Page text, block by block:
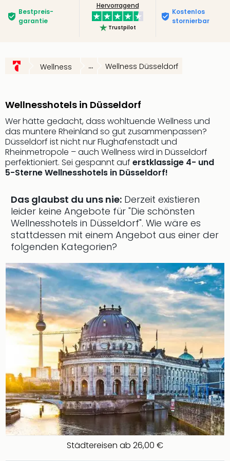
alle
&
Bestpreis­
garantie
Hervorragend
Trustpilot
Kostenlos
stornierbar
Wellness ... Wellness Düsseldorf
Wellnesshotels in Düsseldorf
Wer hätte gedacht, dass wohltuende Wellness und
das muntere Rheinland so gut zusammenpassen?
Düsseldorf ist nicht nur Flughafenstadt und
Rheinmetropole – auch Wellness wird in Düsseldorf
perfektioniert. Sei gespannt auf erstklassige 4- und
5-Sterne Wellnesshotels in Düsseldorf!
Das glaubst du uns nie: Derzeit existieren
leider keine Angebote für "Die schönsten
Wellnesshotels in Düsseldorf". Wie wäre es
stattdessen mit einem Angebot aus einer der
folgenden Kategorien?
Städtereisen ab 26,00 €